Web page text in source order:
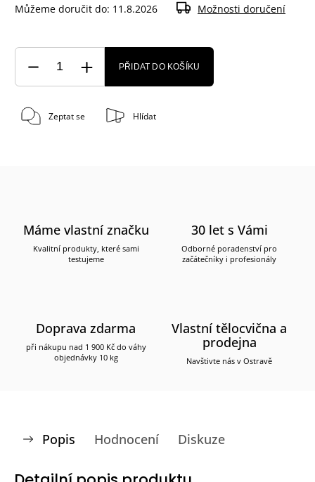
Můžeme doručit do: 11.8.2026 Možnosti doručení
PŘIDAT DO KOŠÍKU
Zeptat se Hlídat
Máme vlastní značku
Kvalitní produkty, které sami
testujeme
30 let s Vámi
Odborné poradenství pro
začátečníky i profesionály
Doprava zdarma
při nákupu nad 1 900 Kč do váhy
objednávky 10 kg
Vlastní tělocvična a
prodejna
Navštivte nás v Ostravě
Popis Hodnocení Diskuze